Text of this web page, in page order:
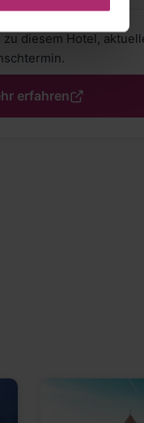
diesem Hotel,
erfahren